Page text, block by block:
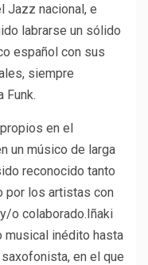
Jazz nacional, e
labrarse un sólido
español con sus
siempre
Funk.
en el
un músico de larga
reconocido tanto
por los artistas con
o colaborado.Iñaki
musical inédito hasta
en el que